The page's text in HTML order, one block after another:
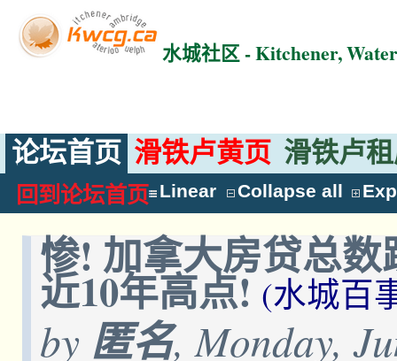
水城社区 - Kitchener,
论坛首页 滑铁卢黄页 滑铁卢
回到论坛首页 Linear Collapse all
惨! 加拿大房贷总
近10年高点!(水城百
by 匿名, Monday,